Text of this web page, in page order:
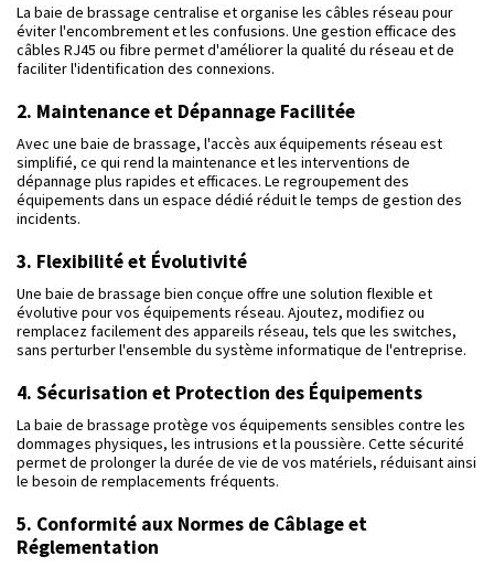
La baie de brassage centralise et organise les câbles réseau pour
éviter l'encombrement et les confusions. Une gestion efficace des
câbles RJ45 ou fibre permet d'améliorer la qualité du réseau et de
faciliter l'identification des connexions.
2. Maintenance et Dépannage Facilitée
Avec une baie de brassage, l'accès aux équipements réseau est
simplifié, ce qui rend la maintenance et les interventions de
dépannage plus rapides et efficaces. Le regroupement des
équipements dans un espace dédié réduit le temps de gestion des
incidents.
3. Flexibilité et Évolutivité
Une baie de brassage bien conçue offre une solution flexible et
évolutive pour vos équipements réseau. Ajoutez, modifiez ou
remplacez facilement des appareils réseau, tels que les switches,
sans perturber l'ensemble du système informatique de l'entreprise.
4. Sécurisation et Protection des Équipements
La baie de brassage protège vos équipements sensibles contre les
dommages physiques, les intrusions et la poussière. Cette sécurité
permet de prolonger la durée de vie de vos matériels, réduisant ainsi
le besoin de remplacements fréquents.
5. Conformité aux Normes de Câblage et
Réglementation